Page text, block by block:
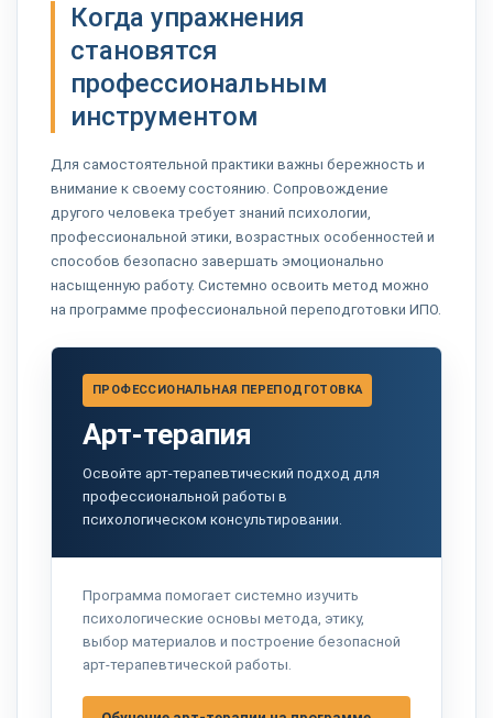
Когда упражнения
становятся
профессиональным
инструментом
Для самостоятельной практики важны бережность и
внимание к своему состоянию. Сопровождение
другого человека требует знаний психологии,
профессиональной этики, возрастных особенностей и
способов безопасно завершать эмоционально
насыщенную работу. Системно освоить метод можно
на программе профессиональной переподготовки ИПО.
ПРОФЕССИОНАЛЬНАЯ ПЕРЕПОДГОТОВКА
Арт-терапия
Освойте арт-терапевтический подход для
профессиональной работы в
психологическом консультировании.
Программа помогает системно изучить
психологические основы метода, этику,
выбор материалов и построение безопасной
арт-терапевтической работы.